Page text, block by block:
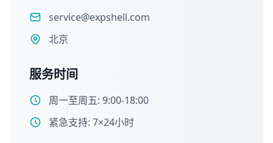
service@expshell.com
北京
服务时间
周一至周五: 9:00-18:00
紧急支持: 7×24小时